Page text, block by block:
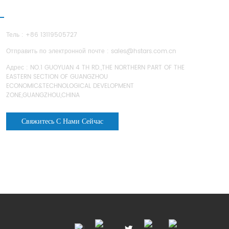
Тель : +86 13119505727
Отправить по электронной почте : sales@hstars.com.cn
Адрес : NO.1 GUOYUAN 4 TH RD.,THE NORTHERN PART OF THE
EASTERN SECTION OF GUANGZHOU
ECONOMIC&TECHNOLOGICAL DEVELOPMENT
ZONE,GUANGZHOU,CHINA
Свяжитесь С Нами Сейчас